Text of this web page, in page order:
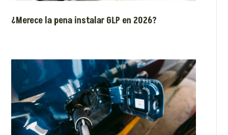
¿Merece la pena instalar GLP en 2026?